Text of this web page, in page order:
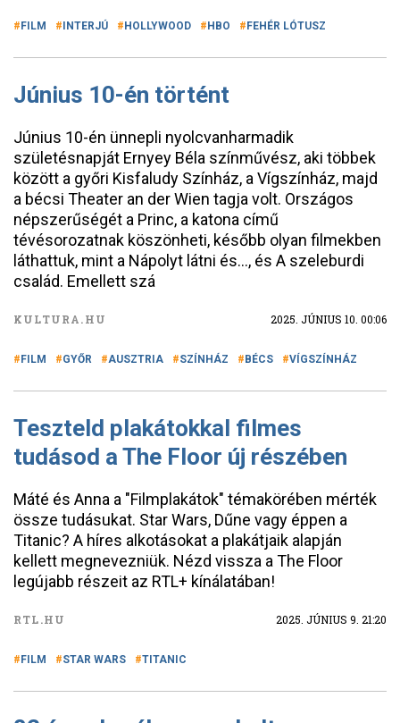
FILM INTERJÚ HOLLYWOOD HBO FEHÉR LÓTUSZ
Június 10-én történt
Június 10-én ünnepli nyolcvanharmadik
születésnapját Ernyey Béla színművész, aki többek
között a győri Kisfaludy Színház, a Vígszínház, majd
a bécsi Theater an der Wien tagja volt. Országos
népszerűségét a Princ, a katona című
tévésorozatnak köszönheti, később olyan filmekben
láthattuk, mint a Nápolyt látni és…, és A szeleburdi
család. Emellett szá
KULTURA.HU 2025. JÚNIUS 10. 00:06
FILM GYŐR AUSZTRIA SZÍNHÁZ BÉCS VÍGSZÍNHÁZ
Teszteld plakátokkal filmes
tudásod a The Floor új részében
Máté és Anna a "Filmplakátok" témakörében mérték
össze tudásukat. Star Wars, Dűne vagy éppen a
Titanic? A híres alkotásokat a plakátjaik alapján
kellett megnevezniük. Nézd vissza a The Floor
legújabb részeit az RTL+ kínálatában!
RTL.HU 2025. JÚNIUS 9. 21:20
FILM STAR WARS TITANIC